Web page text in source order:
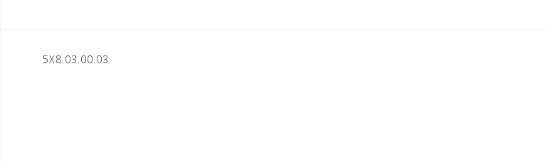
Nawigacja
5X8.03.00.03